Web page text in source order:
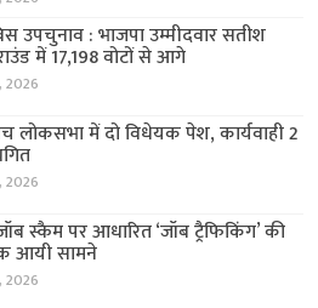
उपचुनाव : भाजपा उम्मीदवार सतीश
में 17,198 वोटों से आगे
2026
लोकसभा में दो विधेयक पेश, कार्यवाही 2
2026
स्कैम पर आधारित ‘जॉब ट्रैफिकिंग’ की
आयी सामने
2026